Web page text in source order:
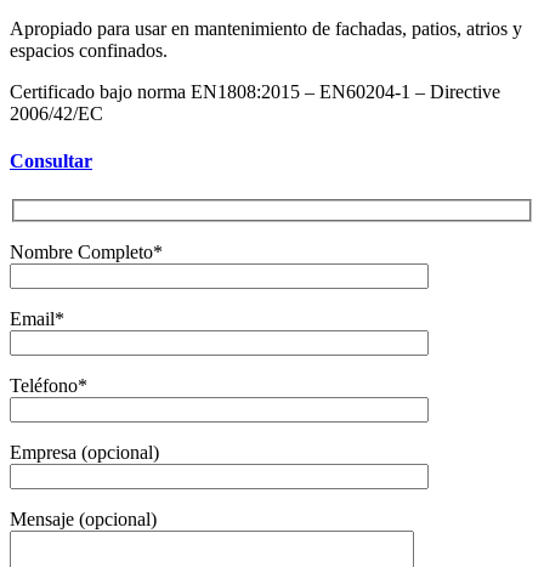
Apropiado para usar en mantenimiento de fachadas, patios, atrios y
espacios confinados.
Certificado bajo norma EN1808:2015 – EN60204-1 – Directive
2006/42/EC
Consultar
Nombre Completo*
Email*
Teléfono*
Empresa (opcional)
Mensaje (opcional)